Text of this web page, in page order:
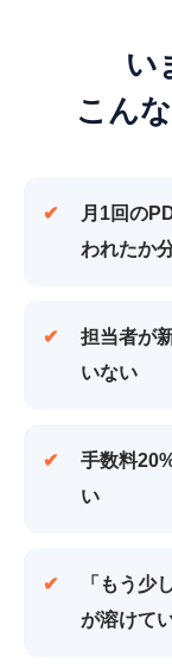
い
こん
月1回の
われたか
担当者が
いない
手数料
い
「もう少
が溶けて